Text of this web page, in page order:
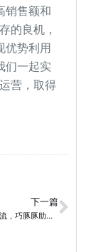
销售额和
的良机，
优势利用
们一起实
营，取得
下一篇
亚马逊站外推广引流，巧豚豚助您实现成功营销！